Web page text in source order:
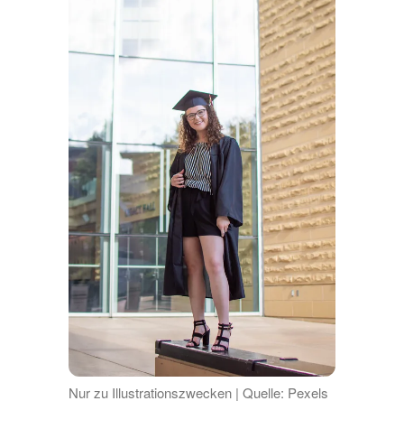
Nur zu Illustrationszwecken | Quelle: Pexels